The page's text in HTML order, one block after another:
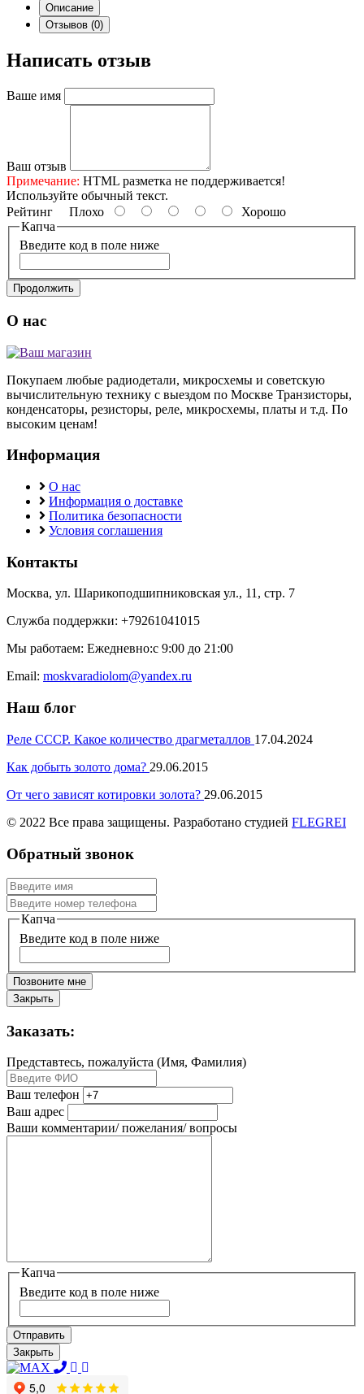
Описание
Отзывов (0)
Написать отзыв
Ваше имя
Ваш отзыв
Примечание: HTML разметка не поддерживается!
Используйте обычный текст.
Рейтинг Плохо
Хорошо
Капча
Введите код в поле ниже
Продолжить
О нас
Покупаем любые радиодетали, микросхемы и советскую
вычислительную технику с выездом по Москве Транзисторы,
конденсаторы, резисторы, реле, микросхемы, платы и т.д. По
высоким ценам!
Информация
О нас
Информация о доставке
Политика безопасности
Условия соглашения
Контакты
Москва, ул. Шарикоподшипниковская ул., 11, стр. 7
Служба поддержки: +79261041015
Мы работаем: Ежедневно:с 9:00 до 21:00
Email: moskvaradiolom@yandex.ru
Наш блог
Реле СССР. Какое количество драгметаллов 17.04.2024
Как добыть золото дома? 29.06.2015
От чего зависят котировки золота? 29.06.2015
© 2022 Все права защищены. Разработано студией FLEGREI
Обратный звонок
Капча
Введите код в поле ниже
Позвоните мне
Закрыть
Заказать:
Представтесь, пожалуйста (Имя, Фамилия)
Ваш телефон
Ваш адрес
Ваши комментарии/ пожелания/ вопросы
Капча
Введите код в поле ниже
Отправить
Закрыть